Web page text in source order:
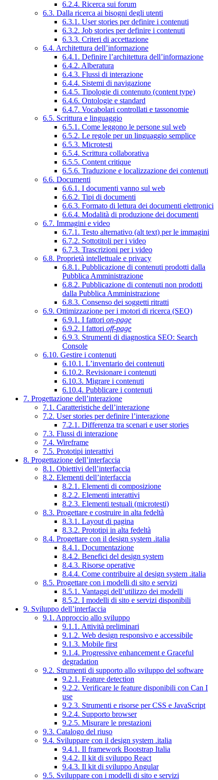
6.2.4. Ricerca sui forum
6.3. Dalla ricerca ai bisogni degli utenti
6.3.1. User stories per definire i contenuti
6.3.2. Job stories per definire i contenuti
6.3.3. Criteri di accettazione
6.4. Architettura dell’informazione
6.4.1. Definire l’architettura dell’informazione
6.4.2. Alberatura
6.4.3. Flussi di interazione
6.4.4. Sistemi di navigazione
6.4.5. Tipologie di contenuto (content type)
6.4.6. Ontologie e standard
6.4.7. Vocabolari controllati e tassonomie
6.5. Scrittura e linguaggio
6.5.1. Come leggono le persone sul web
6.5.2. Le regole per un linguaggio semplice
6.5.3. Microtesti
6.5.4. Scrittura collaborativa
6.5.5. Content critique
6.5.6. Traduzione e localizzazione dei contenuti
6.6. Documenti
6.6.1. I documenti vanno sul web
6.6.2. Tipi di documenti
6.6.3. Formato di lettura dei documenti elettronici
6.6.4. Modalità di produzione dei documenti
6.7. Immagini e video
6.7.1. Testo alternativo (alt text) per le immagini
6.7.2. Sottotitoli per i video
6.7.3. Trascrizioni per i video
6.8. Proprietà intellettuale e privacy
6.8.1. Pubblicazione di contenuti prodotti dalla
Pubblica Amministrazione
6.8.2. Pubblicazione di contenuti non prodotti
dalla Pubblica Amministrazione
6.8.3. Consenso dei soggetti ritratti
6.9. Ottimizzazione per i motori di ricerca (SEO)
6.9.1. I fattori on-page
6.9.2. I fattori off-page
6.9.3. Strumenti di diagnostica SEO: Search
Console
6.10. Gestire i contenuti
6.10.1. L’inventario dei contenuti
6.10.2. Revisionare i contenuti
6.10.3. Migrare i contenuti
6.10.4. Pubblicare i contenuti
7. Progettazione dell’interazione
7.1. Caratteristiche dell’interazione
7.2. User stories per definire l’interazione
7.2.1. Differenza tra scenari e user stories
7.3. Flussi di interazione
7.4. Wireframe
7.5. Prototipi interattivi
8. Progettazione dell’interfaccia
8.1. Obiettivi dell’interfaccia
8.2. Elementi dell’interfaccia
8.2.1. Elementi di composizione
8.2.2. Elementi interattivi
8.2.3. Elementi testuali (microtesti)
8.3. Progettare e costruire in alta fedeltà
8.3.1. Layout di pagina
8.3.2. Prototipi in alta fedeltà
8.4. Progettare con il design system .italia
8.4.1. Documentazione
8.4.2. Benefici del design system
8.4.3. Risorse operative
8.4.4. Come contribuire al design system .italia
8.5. Progettare con i modelli di sito e servizi
8.5.1. Vantaggi dell’utilizzo dei modelli
8.5.2. I modelli di sito e servizi disponibili
9. Sviluppo dell’interfaccia
9.1. Approccio allo sviluppo
9.1.1. Attività preliminari
9.1.2. Web design responsivo e accessibile
9.1.3. Mobile first
9.1.4. Progressive enhancement e Graceful
degradation
9.2. Strumenti di supporto allo sviluppo del software
9.2.1. Feature detection
9.2.2. Verificare le feature disponibili con Can I
use
9.2.3. Strumenti e risorse per CSS e JavaScript
9.2.4. Supporto browser
9.2.5. Misurare le prestazioni
9.3. Catalogo del riuso
9.4. Sviluppare con il design system .italia
9.4.1. Il framework Bootstrap Italia
9.4.2. Il kit di sviluppo React
9.4.3. Il kit di sviluppo Angular
9.5. Sviluppare con i modelli di sito e servizi